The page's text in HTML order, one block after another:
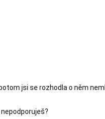
jsi se rozhodla o něm